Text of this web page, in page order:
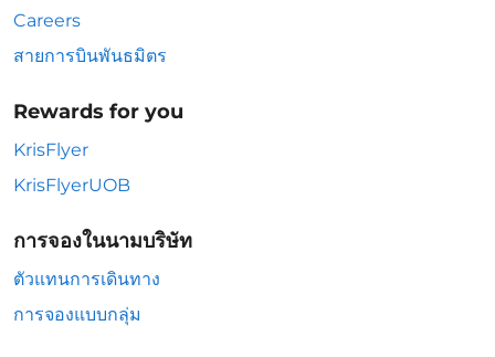
Careers
สายการบินพันธมิตร
Rewards for you
KrisFlyer
KrisFlyerUOB
การจองในนามบริษัท
ตัวแทนการเดินทาง
การจองแบบกลุ่ม